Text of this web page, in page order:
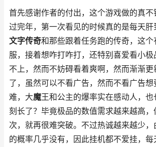
首先感谢作者的付出，这个游戏做的真不
过完年，第一次看见的时候真的是每天
文字传奇和那些跟着任务跑的传奇，这
服，接着想咋打咋打，还特别喜爱看小极
不上，然而不妨碍看着爽啊，然而渐渐更
了，虽然可以不看广告，然而不看广告
难，大魔王和公主的爆率实在感动人，
刻长了？毕竟极品的数值需求越来越高
次，就再很难突破。不过热诚越来越少
的概率几乎没有，因此挂机都不爱挂，